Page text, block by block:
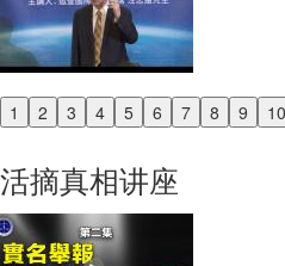
1 2 3 4 5 6 7 8 9 10
Previous
活摘真相讲座